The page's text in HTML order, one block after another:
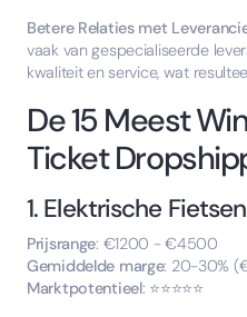
Betere Relaties met
vaak van gespecialiseerde
kwaliteit en service, wat
De 15 Meest
Ticket
1. Elektrische
Prijsrange: €1200 - €4500
Gemiddelde marge: 20-30%
Marktpotentieel: ⭐⭐⭐⭐⭐